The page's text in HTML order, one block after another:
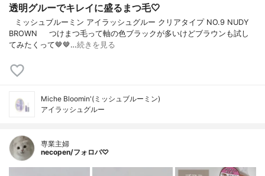
透明グルーでキレイに盛るまつ毛🤍
⠀ミッシュブルーミン アイラッシュグルー クリアタイプ NO.9 NUDY
BROWN⠀⠀つけまつ毛って軸の色ブラックが多いけどブラウンも試し
てみたくって🤎🤎…続きを見る
Miche Bloomin'(ミッシュブルーミン)
アイラッシュグルー
専業主婦
necopen/フォロバ♡